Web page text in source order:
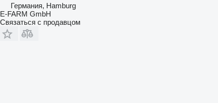
Германия, Hamburg
E-FARM GmbH
Связаться с продавцом